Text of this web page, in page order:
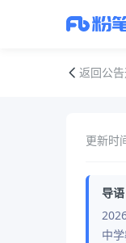
返回公
更新时
导语
中